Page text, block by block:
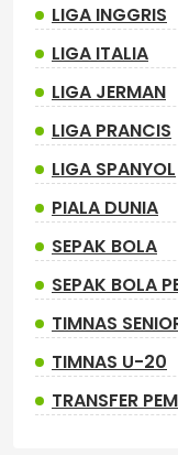
LIGA INGGRIS
LIGA ITALIA
LIGA JERMAN
LIGA PRANCIS
LIGA SPANYOL
PIALA DUNIA
SEPAK BOLA
SEPAK BOLA
TIMNAS
TIMNAS U-20
TRANSFER